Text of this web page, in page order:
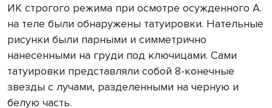
ИК строгого режима при осмотре осужденного А.
на теле были обнаружены татуировки. Нательные
рисунки были парными и симметрично
нанесенными на груди под ключицами. Сами
татуировки представляли собой 8-конечные
звезды с лучами, разделенными на черную и
белую часть.